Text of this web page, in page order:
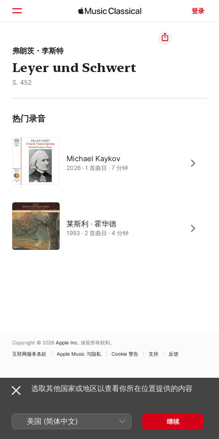
登录
主页
浏览
弗朗茨・李斯特
Leyer und Schwert
S. 452
热门录音
Michael Kaykov
2026 · 1 首曲目 · 7 分钟
莱斯利 · 霍华德
1993 · 2 首曲目 · 4 分钟
Copyright © 2026 Apple Inc. 保留所有权利。
互联网服务条款
Apple Music 与隐私 Cookie 警告 支持 反馈
选取其他国家或地区以查看你所在位置提供的内容
美国 (简体中文) 继续